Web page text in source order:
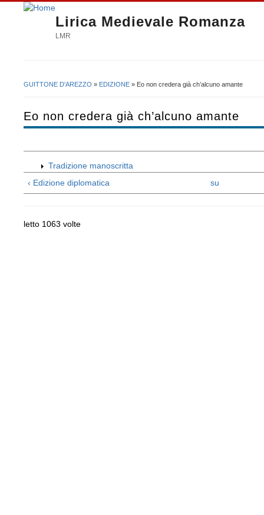
Lirica Medievale Romanza
LMR
GUITTONE D'AREZZO » EDIZIONE » Eo non credera già ch’alcuno amante
Eo non credera già ch’alcuno amante
Tradizione manoscritta
‹ Edizione diplomatica
su
letto 1063 volte